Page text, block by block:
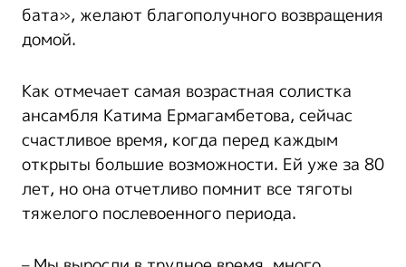
бата», желают благополучного возвращения
домой.
Как отмечает самая возрастная солистка
ансамбля Катима Ермагамбетова, сейчас
счастливое время, когда перед каждым
открыты большие возможности. Ей уже за 80
лет, но она отчетливо помнит все тяготы
тяжелого послевоенного периода.